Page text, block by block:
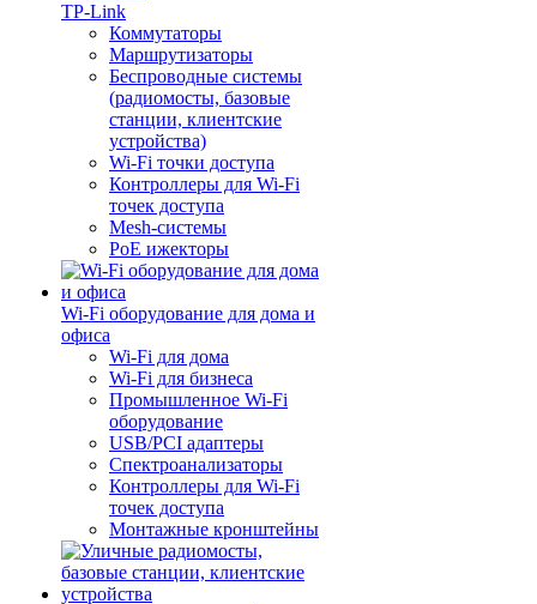
TP-Link
Коммутаторы
Маршрутизаторы
Беспроводные системы
(радиомосты, базовые
станции, клиентские
устройства)
Wi-Fi точки доступа
Контроллеры для Wi-Fi
точек доступа
Mesh-системы
PoE ижекторы
Wi-Fi оборудование для дома и
офиса
Wi-Fi для дома
Wi-Fi для бизнеса
Промышленное Wi-Fi
оборудование
USB/PCI адаптеры
Cпектроанализаторы
Контроллеры для Wi-Fi
точек доступа
Монтажные кронштейны